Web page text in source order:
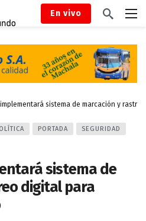
En vivo
sistema de marcación y
PORTADA SEGURIDAD
sistema de
digital para